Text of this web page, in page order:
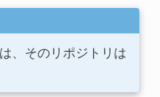
、そのリポジトリは